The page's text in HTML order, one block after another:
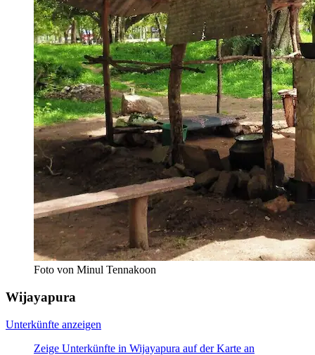
Foto von Minul Tennakoon
Wijayapura
Unterkünfte anzeigen
Zeige Unterkünfte in Wijayapura auf der Karte an